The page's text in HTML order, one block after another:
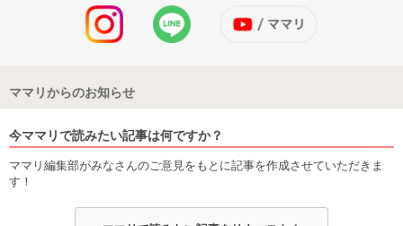
ママリからのお知らせ
今ママリで読みたい記事は何ですか？
ママリ編集部がみなさんのご意見をもとに記事を作成させていただきま
す！